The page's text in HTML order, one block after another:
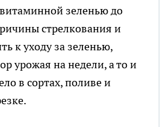
зеленью до
стрелкования и
к уходу за зеленью,
урожая на недели, а то и
в сортах, поливе и